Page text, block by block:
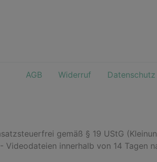
AGB Widerruf Datenschutz
gemäß § 19 UStG
innerhalb von 14 Tagen